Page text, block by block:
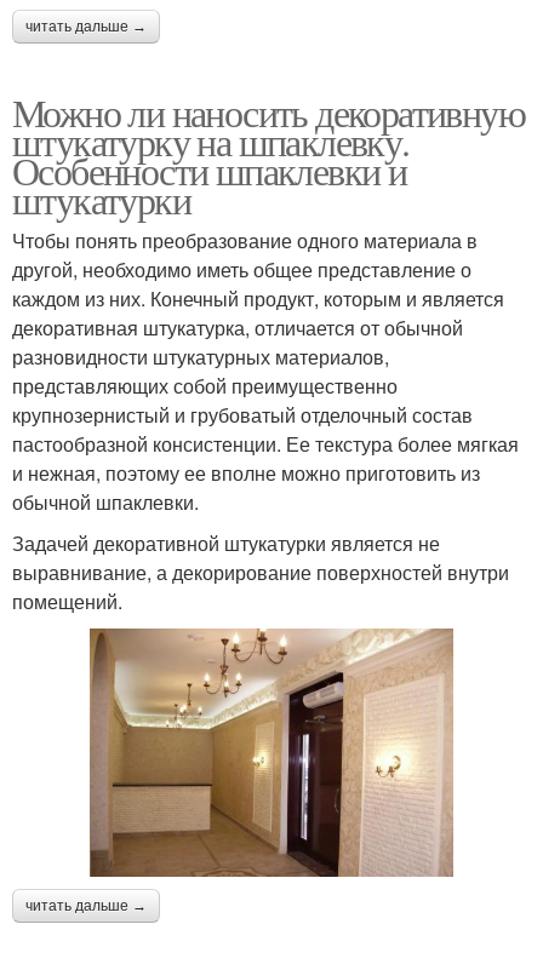
читать дальше →
Можно ли наносить декоративную
штукатурку на шпаклевку.
Особенности шпаклевки и
штукатурки
Чтобы понять преобразование одного материала в
другой, необходимо иметь общее представление о
каждом из них. Конечный продукт, которым и является
декоративная штукатурка, отличается от обычной
разновидности штукатурных материалов,
представляющих собой преимущественно
крупнозернистый и грубоватый отделочный состав
пастообразной консистенции. Ее текстура более мягкая
и нежная, поэтому ее вполне можно приготовить из
обычной шпаклевки.
Задачей декоративной штукатурки является не
выравнивание, а декорирование поверхностей внутри
помещений.
читать дальше →